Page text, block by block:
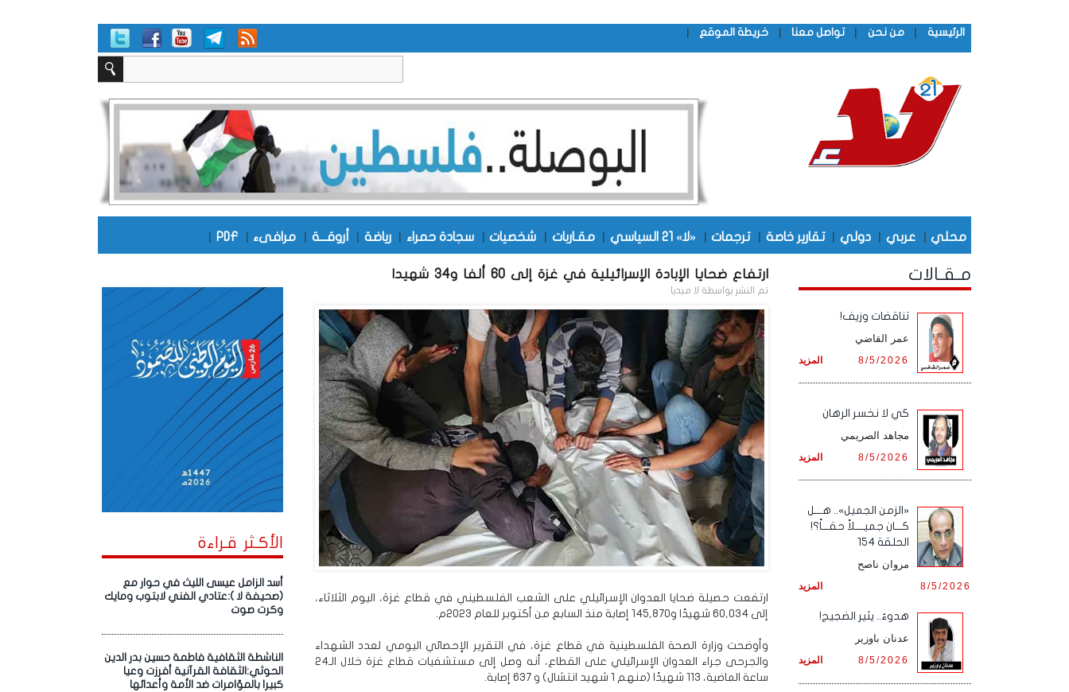
الرئيسية | من نحن | تواصل معنا | خريطة الموقع |
محلي | عربي | دولي | تقارير خاصة | ترجمات | «لا» 21 السياسي | مقـاربات | شخصيات | سجادة حمراء | رياضة | أروقـــة | مرافىء |
PDF
|
الأكـثر قـراءة
أسد الزامل عيسى الليث في حوار مع
(صحيفة لا ):عتادي الفني لابتوب ومايك
وكرت صوت
الناشطة الثقافية فاطمة حسين بدر الدين
الحوثي:الثقافة القرآنية أفرزت وعيا
كبيرا بالمؤامرات ضد الأمة وأعدائها
ارتفاع ضحايا الإبادة الإسرائيلية في غزة إلى 60 ألفا و34 شهيدا
تم النشر بواسطة لا ميديا
ارتفعت حصيلة ضحايا العدوان الإسرائيلي على الشعب الفلسطيني في قطاع غزة، اليوم الثلاثاء،
إلى 60,034 شهيدًا و145,870 إصابة منذ السابع من أكتوبر للعام 2023م.
وأوضحت وزارة الصحة الفلسطينية في قطاع غزة، في التقرير الإحصائي اليومي لعدد الشهداء
والجرحى جراء العدوان الإسرائيلي على القطاع، أنه وصل إلى مستشفيات قطاع غزة خلال الـ24
ساعة الماضية، 113 شهيدًا (منهم 1 شهيد انتشال) و 637 إصابة.
مـقـالات
تناقضات وزيف!
عمر القاضي
المزيد 8/5/2026
كي لا نخسر الرهان
مجاهد الصريمي
المزيد 8/5/2026
«الزمن الجميل».. هـــل
كـــان جميــــلاً حقـــاً؟!
الحلقة 154
مروان ناصح
المزيد 8/5/2026
هدوءٌ.. يثير الضجيج!
عدنان باوزير
المزيد 8/5/2026